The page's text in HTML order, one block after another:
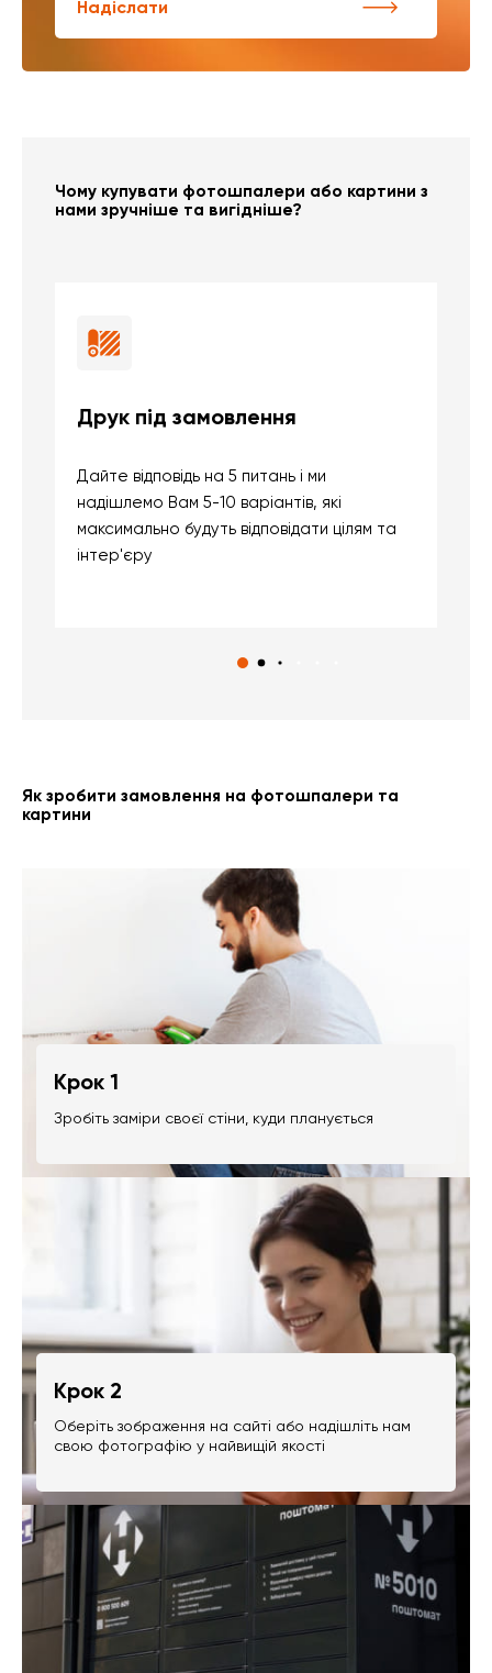
Надіслати
Чому купувати фотошпалери або картини з
нами зручніше та вигідніше?
Друк під замовлення
Дайте відповідь на 5 питань і ми
надішлемо Вам 5-10 варіантів, які
максимально будуть відповідати цілям та
інтер'єру
Як зробити замовлення на фотошпалери та
картини
Крок 1
Зробіть заміри своєї стіни, куди планується
Крок 2
Оберіть зображення на сайті або надішліть нам
свою фотографію у найвищій якості